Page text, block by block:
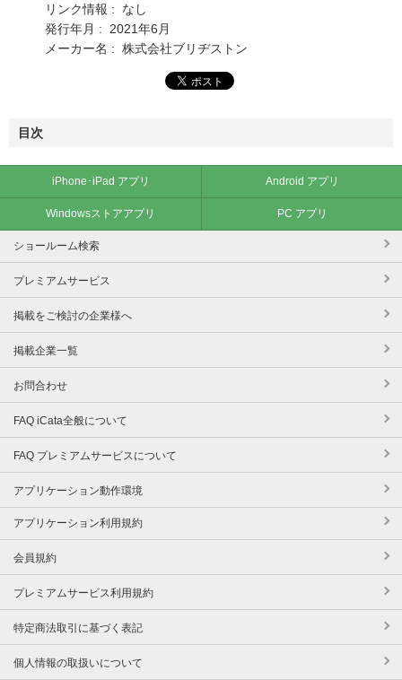
リンク情報 : なし
発行年月 : 2021年6月
メーカー名 : 株式会社ブリヂストン
目次
iPhone･iPad アプリ Android アプリ
Windowsストアアプリ PC アプリ
ショールーム検索
プレミアムサービス
掲載をご検討の企業様へ
掲載企業一覧
お問合わせ
FAQ iCata全般について
FAQ プレミアムサービスについて
アプリケーション動作環境
アプリケーション利用規約
会員規約
プレミアムサービス利用規約
特定商法取引に基づく表記
個人情報の取扱いについて